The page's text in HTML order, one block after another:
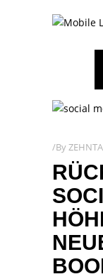
By